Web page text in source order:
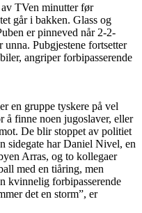
av TVen minutter før
går i bakken. Glass og
er pinneved når 2-2-
unna. Pubgjestene fortsetter
angriper forbipasserende
en gruppe tyskere på vel
å finne noen jugoslaver, eller
De blir stoppet av politiet
sidegate har Daniel Nivel, en
Arras, og to kollegaer
med en tiåring, men
kvinnelig forbipasserende
det en storm”, er